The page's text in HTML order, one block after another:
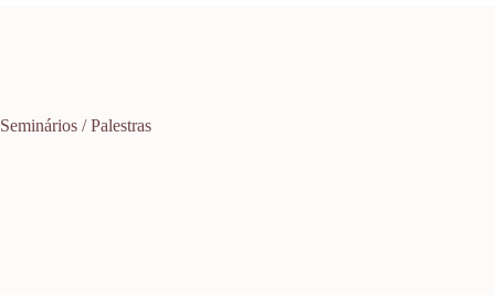
Seminários / Palestras